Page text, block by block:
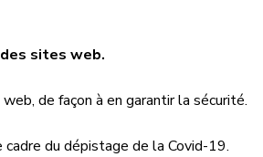
sites web.
de façon à en garantir la sécurité.
du dépistage de la Covid-19.